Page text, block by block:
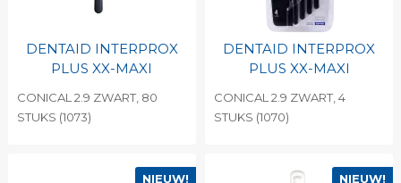
DENTAID INTERPROX
PLUS XX-MAXI
CONICAL 2.9 ZWART, 80
STUKS (1073)
DENTAID INTERPROX
PLUS XX-MAXI
CONICAL 2.9 ZWART, 4
STUKS (1070)
NIEUW! NIEUW!